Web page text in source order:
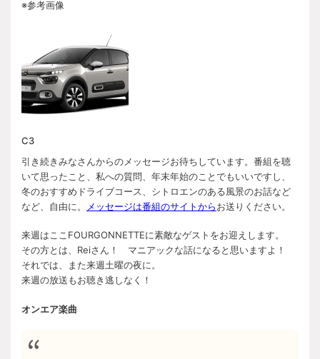
※参考画像
C3
引き続きみなさんからのメッセージお待ちしています。番組を聴
いて思ったこと、私への質問、年末年始のことでもいいですし、
冬のおすすめドライブコース、シトロエンのある風景のお話など
など、自由に。
メッセージは番組のサイトからお送りください。
来週はここFOURGONNETTEに素敵なゲストをお迎えします。
その方とは、Reiさん！ マニアックな話になると思いますよ！
それでは、また来週土曜の夜に。
来週の放送もお聴き逃しなく！
オンエア楽曲